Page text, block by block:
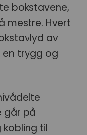
bokstavene,
mestre. Hvert
av
en trygg og
går på
til